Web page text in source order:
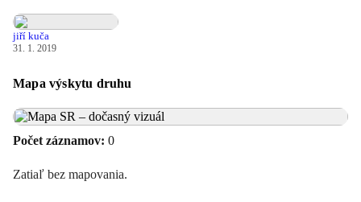
jiří kuča
31. 1. 2019
Mapa výskytu druhu
Počet záznamov: 0
Zatiaľ bez mapovania.